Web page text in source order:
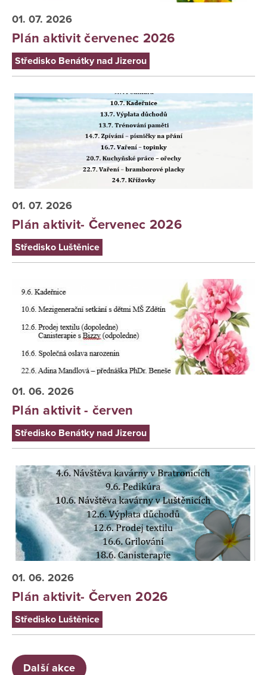
01. 07. 2026
Plán aktivit červenec 2026
Středisko Benátky nad Jizerou
Středisko Luštěnice
01. 07. 2026
Plán aktivit- Červenec 2026
Středisko Luštěnice
Středisko Benátky nad Jizerou
01. 06. 2026
Plán aktivit - červen
Středisko Benátky nad Jizerou
Středisko Luštěnice
01. 06. 2026
Plán aktivit- Červen 2026
Středisko Luštěnice
Další akce